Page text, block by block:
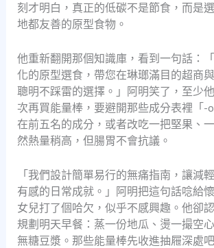
刻才明白，真正的低碳不是節食，而是
地都友善的原型食物。
他重新翻開那個知識庫，看到一句話：
化的原型選食，帶您在琳瑯滿目的超商
聰明不踩雷的選擇。」阿明笑了，至少
次再買能量棒，要避開那些成分表裡「-
在前五名的成分，或者改吃一把堅果、
然熱量稍高，但腸胃不會抗議。
「我們設計簡單易行的無痛指南，讓減
有感的日常成就。」阿明把這句話唸給
女兒打了個哈欠，似乎不感興趣。他卻
規劃明天早餐：蒸一份地瓜、燙一撮空
無糖豆漿。那些能量棒先收進抽屜深處